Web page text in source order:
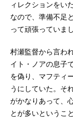
ィレクションをい
なので、準備不足
って頑張っていま
村瀬監督から言わ
イト・ノアの息子
を偽り、マフティ
うにしていた。そ
がかなりあって、
とが多いというこ